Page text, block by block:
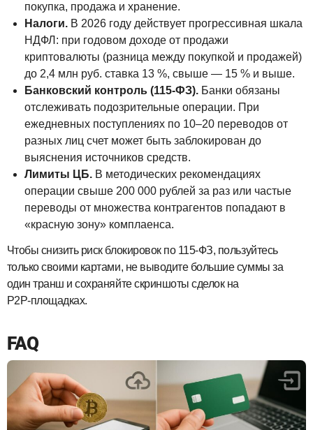
покупка, продажа и хранение.
Налоги. В 2026 году действует прогрессивная шкала
НДФЛ: при годовом доходе от продажи
криптовалюты (разница между покупкой и продажей)
до 2,4 млн руб. ставка 13 %, свыше — 15 % и выше.
Банковский контроль (115‑ФЗ). Банки обязаны
отслеживать подозрительные операции. При
ежедневных поступлениях по 10–20 переводов от
разных лиц счет может быть заблокирован до
выяснения источников средств.
Лимиты ЦБ. В методических рекомендациях
операции свыше 200 000 рублей за раз или частые
переводы от множества контрагентов попадают в
«красную зону» комплаенса.
Чтобы снизить риск блокировок по 115‑ФЗ, пользуйтесь
только своими картами, не выводите большие суммы за
один транш и сохраняйте скриншоты сделок на
P2P‑площадках.
FAQ